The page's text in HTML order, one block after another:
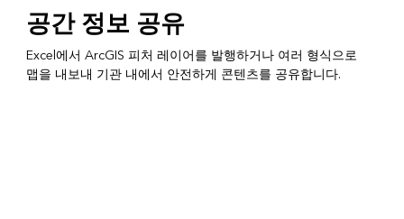
공간 정보 공유
Excel에서 ArcGIS 피처 레이어를 발행하거나 여러 형식으로
맵을 내보내 기관 내에서 안전하게 콘텐츠를 공유합니다.